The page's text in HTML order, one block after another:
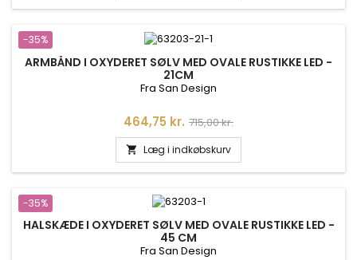
-35%
ARMBÅND I OXYDERET SØLV MED OVALE RUSTIKKE LED -
21CM
Fra San Design
Pris
464,75 kr. Normalpris
715,00 kr.
 Læg i indkøbskurv
-35%
HALSKÆDE I OXYDERET SØLV MED OVALE RUSTIKKE LED -
45 CM
Fra San Design